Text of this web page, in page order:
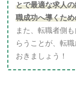
とで最適な求人
職成功へ導くた
また、転職者側
らうことが、転
おきましょう！